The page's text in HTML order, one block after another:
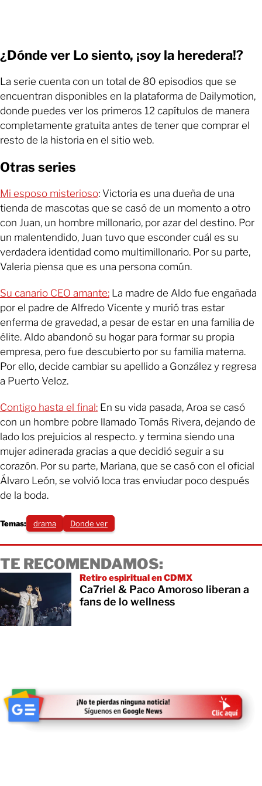
¿Dónde ver Lo siento, ¡soy la heredera!?
La serie cuenta con un total de 80 episodios que se
encuentran disponibles en la plataforma de Dailymotion,
donde puedes ver los primeros 12 capítulos de manera
completamente gratuita antes de tener que comprar el
resto de la historia en el sitio web.
Otras series
Mi esposo misterioso: Victoria es una dueña de una
tienda de mascotas que se casó de un momento a otro
con Juan, un hombre millonario, por azar del destino. Por
un malentendido, Juan tuvo que esconder cuál es su
verdadera identidad como multimillonario. Por su parte,
Valeria piensa que es una persona común.
Su canario CEO amante: La madre de Aldo fue engañada
por el padre de Alfredo Vicente y murió tras estar
enferma de gravedad, a pesar de estar en una familia de
élite. Aldo abandonó su hogar para formar su propia
empresa, pero fue descubierto por su familia materna.
Por ello, decide cambiar su apellido a González y regresa
a Puerto Veloz.
Contigo hasta el final: En su vida pasada, Aroa se casó
con un hombre pobre llamado Tomás Rivera, dejando de
lado los prejuicios al respecto. y termina siendo una
mujer adinerada gracias a que decidió seguir a su
corazón. Por su parte, Mariana, que se casó con el oficial
Álvaro León, se volvió loca tras enviudar poco después
de la boda.
Temas: drama Donde ver
TE RECOMENDAMOS:
Retiro espiritual en CDMX
Ca7riel & Paco Amoroso liberan a
fans de lo wellness